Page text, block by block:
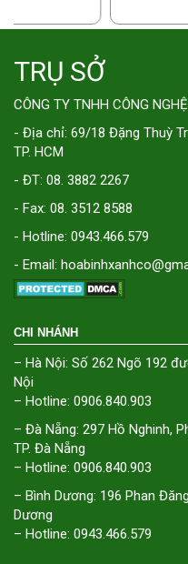
TRỤ SỞ
CÔNG TY TNHH CÔNG
- Địa chỉ: 69/18 Đặng Thuỳ
TP. HCM
- ĐT: 08. 3882 2267
- Fax: 08. 3512 8588
- Hotline: 0943.466.579
- Email:
CHI NHÁNH
– Hà Nội: Số 262 Ngõ 192
Nội
– Hotline: 0906.840.903
– Đà Nẵng: 297 Hồ Nghinh,
TP. Đà Nẵng
– Hotline: 0906.840.903
– Bình Dương: 196 Phan
Dương
– Hotline: 0943.466.579